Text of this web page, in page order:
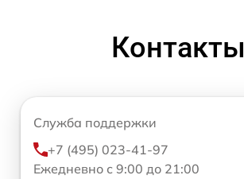
Контакты
Служба поддержки
+7 (495) 023-41-97
Ежедневно с 9:00 до 21:00